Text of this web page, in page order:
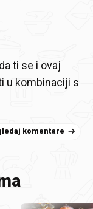
ti se i ovaj
u kombinaciji s
komentare